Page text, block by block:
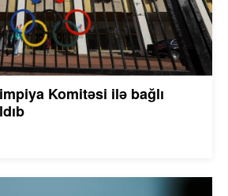
Komitəsi ilə bağlı